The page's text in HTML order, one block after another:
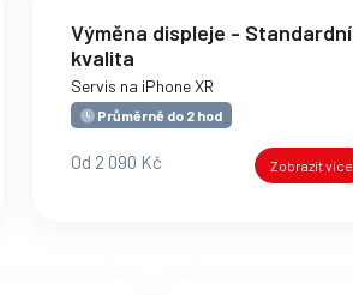
Výměna displeje - Standardní
kvalita
Servis na iPhone XR
Průměrně do 2 hod
Od 2 090 Kč Zobrazit více